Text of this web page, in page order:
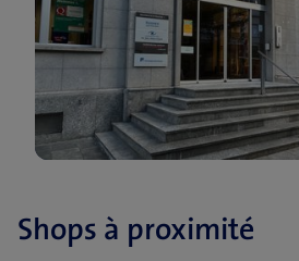
Shops à proximité